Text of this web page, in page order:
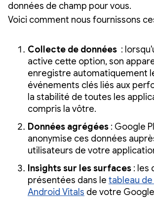
données de champ pour vous.
Voici comment nous fournissons
Collecte de données :
active cette option, son
enregistre automatiquement
événements clés liés aux
la stabilité de toutes les
compris la vôtre.
Données agrégées : Google
anonymise ces données
utilisateurs de votre
Insights sur les surfaces : les
présentées dans le tableau
Android Vitals de votre